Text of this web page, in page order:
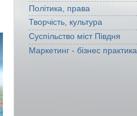
Політика, права
Творчість, культура
Суспільство міст Півдня
Маркетинг - бізнес практика